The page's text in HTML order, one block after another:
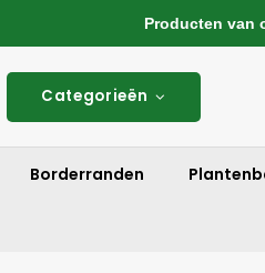
Categorieën
Borderranden
Producten van